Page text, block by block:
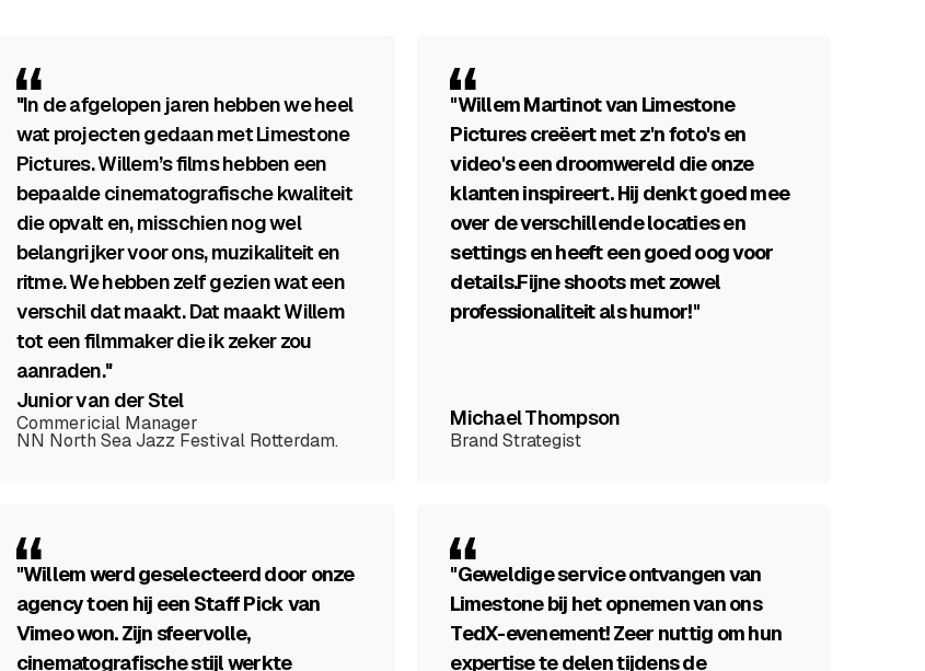
"In de afgelopen jaren hebben we heel
wat projecten gedaan met Limestone
Pictures. Willem’s films hebben een
bepaalde cinematografische kwaliteit
die opvalt en, misschien nog wel
belangrijker voor ons, muzikaliteit en
ritme. We hebben zelf gezien wat een
verschil dat maakt. Dat maakt Willem
tot een filmmaker die ik zeker zou
aanraden."
Junior van der Stel
Commericial Manager
NN North Sea Jazz Festival Rotterdam.
"Willem Martinot van Limestone
Pictures creëert met z'n foto's en
video's een droomwereld die onze
klanten inspireert. Hij denkt goed mee
over de verschillende locaties en
settings en heeft een goed oog voor
details.Fijne shoots met zowel
professionaliteit als humor!"
Michael Thompson
Brand Strategist
"Willem werd geselecteerd door onze
agency toen hij een Staff Pick van
Vimeo won. Zijn sfeervolle,
cinematografische stijl werkte
"Geweldige service ontvangen van
Limestone bij het opnemen van ons
TedX-evenement! Zeer nuttig om hun
expertise te delen tijdens de